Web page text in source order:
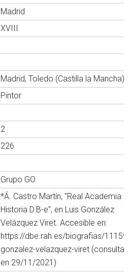
Madrid
XVIII
Madrid, Toledo (Castilla la Mancha)
Pintor
2
226
Grupo GO
*Á. Castro Martín, "Real Academia
Historia D.B-e", en Luis González
Velázquez Viret. Accesible en:
https://dbe.rah.es/biografias/11159/
gonzalez-velazquez-viret
en 29/11/2021)